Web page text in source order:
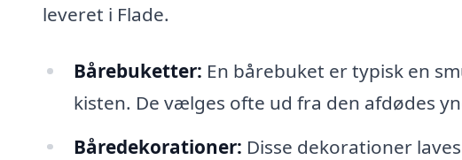
leveret i Flade.
Bårebuketter: En bårebuket er typisk en
kisten. De vælges ofte ud fra den afdødes
Båredekorationer: Disse dekorationer